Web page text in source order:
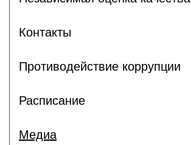
Контакты
Противодействие коррупции
Расписание
Медиа